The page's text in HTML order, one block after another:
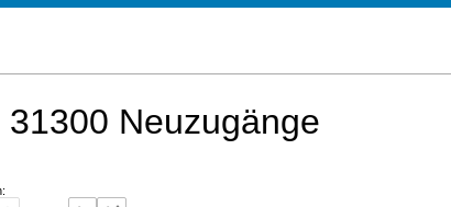
31300 Neuzugänge